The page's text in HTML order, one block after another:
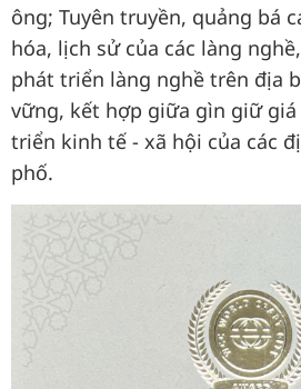
ông; Tuyên truyền, quảng bá
hóa, lịch sử của các làng
phát triển làng nghề trên địa
vững, kết hợp giữa gìn giữ
triển kinh tế - xã hội của các
phố.